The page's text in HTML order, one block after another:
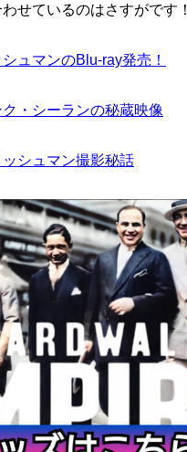
せているのはさすがです！
ュマンのBlu-ray発売！
・シーランの秘蔵映像
ッシュマン撮影秘話